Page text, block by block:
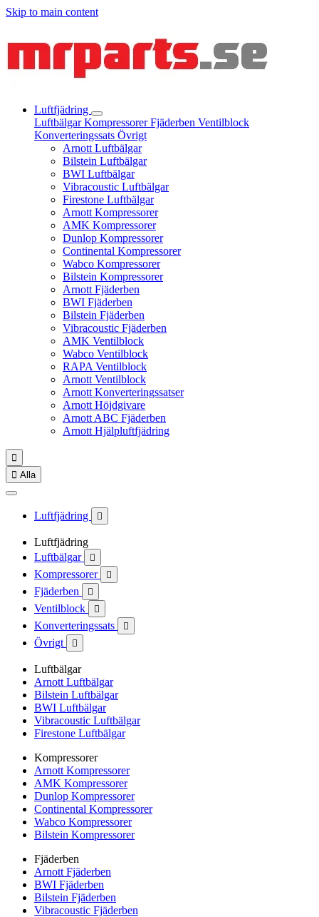
Skip to main content
Luftfjädring
LuftbälgarKompressorerFjäderben Ventilblock
Konverteringssats Övrigt
Arnott Luftbälgar
Bilstein Luftbälgar
BWI Luftbälgar
Vibracoustic Luftbälgar
Firestone Luftbälgar
Arnott Kompressorer
AMK Kompressorer
Dunlop Kompressorer
Continental Kompressorer
Wabco Kompressorer
Bilstein Kompressorer
Arnott Fjäderben
BWI Fjäderben
Bilstein Fjäderben
Vibracoustic Fjäderben
AMK Ventilblock
Wabco Ventilblock
RAPA Ventilblock
Arnott Ventilblock
Arnott Konverteringssatser
Arnott Höjdgivare
Arnott ABC Fjäderben
Arnott Hjälpluftfjädring

 Alla
Luftfjädring 
Luftfjädring
Luftbälgar

Kompressorer 
Fjäderben 
Ventilblock 
Konverteringssats 
Övrigt 
Luftbälgar
Arnott Luftbälgar
Bilstein Luftbälgar
BWI Luftbälgar
Vibracoustic Luftbälgar
Firestone Luftbälgar
Kompressorer
Arnott Kompressorer
AMK Kompressorer
Dunlop Kompressorer
Continental Kompressorer
Wabco Kompressorer
Bilstein Kompressorer
Fjäderben
Arnott Fjäderben
BWI Fjäderben
Bilstein Fjäderben
Vibracoustic Fjäderben